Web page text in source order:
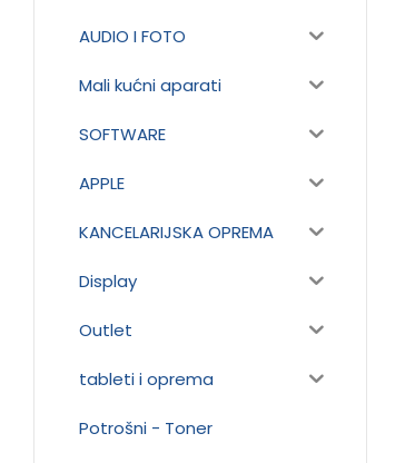
AUDIO I FOTO
Mali kućni aparati
SOFTWARE
APPLE
KANCELARIJSKA OPREMA
Display
Outlet
tableti i oprema
Potrošni - Toner